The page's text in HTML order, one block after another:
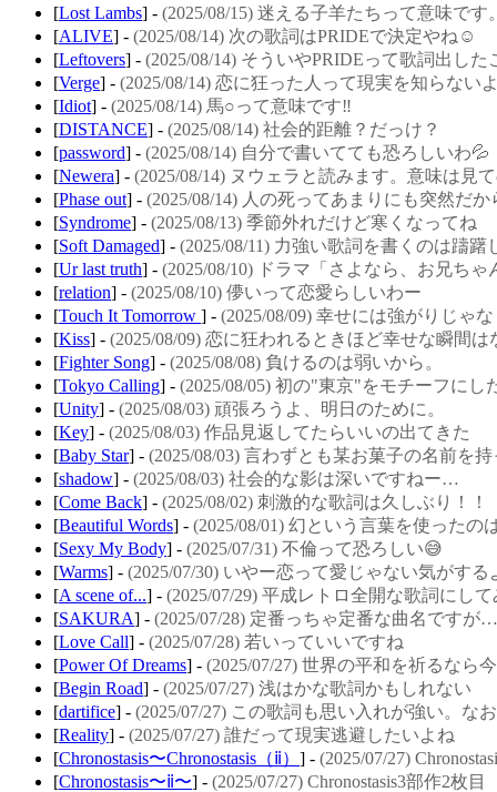
[Lost Lambs] - (2025/08/15) 迷える子羊たちって意味で
[ALIVE] - (2025/08/14) 次の歌詞はPRIDEで決定やね☺
[Leftovers] - (2025/08/14) そういやPRIDEって歌詞出した
[Verge] - (2025/08/14) 恋に狂った人って現実を知らない
[Idiot] - (2025/08/14) 馬○って意味です‼️
[DISTANCE] - (2025/08/14) 社会的距離？だっけ？
[password] - (2025/08/14) 自分で書いてても恐ろしいわ💦
[Newera] - (2025/08/14) ヌウェラと読みます。意味は見
[Phase out] - (2025/08/14) 人の死ってあまりにも突然だか
[Syndrome] - (2025/08/13) 季節外れだけど寒くなってね
[Soft Damaged] - (2025/08/11) 力強い歌詞を書くのは躊
[Ur last truth] - (2025/08/10) ドラマ「さよなら、お兄ち
[relation] - (2025/08/10) 儚いって恋愛らしいわー
[Touch It Tomorrow ] - (2025/08/09) 幸せには強がりじゃ
[Kiss] - (2025/08/09) 恋に狂われるときほど幸せな瞬間は
[Fighter Song] - (2025/08/08) 負けるのは弱いから。
[Tokyo Calling] - (2025/08/05) 初の"東京"をモチーフにし
[Unity] - (2025/08/03) 頑張ろうよ、明日のために。
[Key] - (2025/08/03) 作品見返してたらいいの出てきた
[Baby Star] - (2025/08/03) 言わずとも某お菓子の名前を
[shadow] - (2025/08/03) 社会的な影は深いですねー…
[Come Back] - (2025/08/02) 刺激的な歌詞は久しぶり！！
[Beautiful Words] - (2025/08/01) 幻という言葉を使ったの
[Sexy My Body] - (2025/07/31) 不倫って恐ろしい😅
[Warms] - (2025/07/30) いやー恋って愛じゃない気がする
[A scene of...] - (2025/07/29) 平成レトロ全開な歌詞にし
[SAKURA] - (2025/07/28) 定番っちゃ定番な曲名です
[Love Call] - (2025/07/28) 若いっていいですね
[Power Of Dreams] - (2025/07/27) 世界の平和を祈るなら
[Begin Road] - (2025/07/27) 浅はかな歌詞かもしれない
[dartifice] - (2025/07/27) この歌詞も思い入れが強い。な
[Reality] - (2025/07/27) 誰だって現実逃避したいよね
[Chronostasis〜Chronostasis（ⅱ） ] - (2025/07/27)
[Chronostasis〜ⅱ〜] - (2025/07/27) Chronostasis3部作2枚目